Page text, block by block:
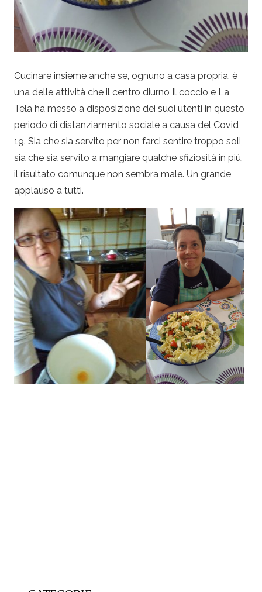
Cucinare insieme anche se, ognuno a casa propria, è
una delle attività che il centro diurno Il coccio e La
Tela ha messo a disposizione dei suoi utenti in questo
periodo di distanziamento sociale a causa del Covid
19. Sia che sia servito per non farci sentire troppo soli,
sia che sia servito a mangiare qualche sfiziosità in più,
il risultato comunque non sembra male. Un grande
applauso a tutti.